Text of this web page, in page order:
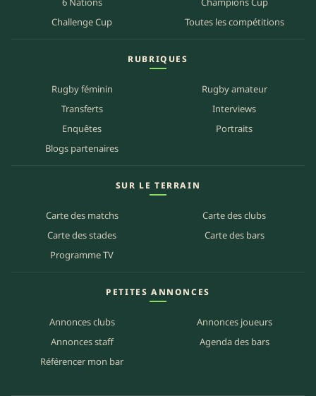
Challenge Cup
Toutes les compétitions
RUBRIQUES
Rugby féminin
Rugby amateur
Transferts
Interviews
Enquêtes
Portraits
Blogs partenaires
SUR LE TERRAIN
Carte des matchs
Carte des clubs
Carte des stades
Carte des bars
Programme TV
PETITES ANNONCES
Annonces clubs
Annonces joueurs
Annonces staff
Agenda des bars
Référencer mon bar